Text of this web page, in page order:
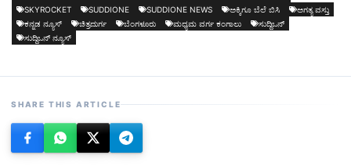
SKYROCKET
SUDDIONE SUDDIONE NEWS ಅಕ್ಕಿಗೂ ಬೆಲೆ ಬಿಸಿ
ಅಗತ್ಯ ವಸ್ತು
ಕನ್ನಡ ನ್ಯೂಸ್
ಚಿತ್ರದುರ್ಗ ಬೆಂಗಳೂರು ಮಧ್ಯಮ ವರ್ಗ ಕಂಗಾಲು
ಸುದ್ದಿಒನ್
ಸುದ್ದಿಒನ್ ನ್ಯೂಸ್
SHARE THIS ARTICLE